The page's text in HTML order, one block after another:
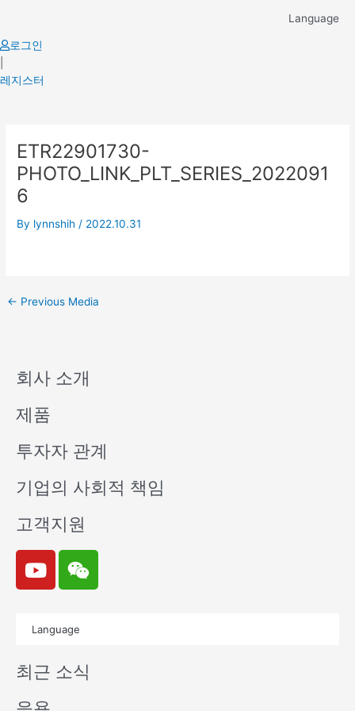
content
Language
로그인
레지스터
ETR22901730-
PHOTO_LINK_PLT_SERIES_2022091
6
By lynnshih / 2022.10.31
navigation
← Previous Media
회사 소개
제품
투자자 관계
기업의 사회적 책임
고객지원
Y
o
u
e
W
e
i
n
Language
최근 소식